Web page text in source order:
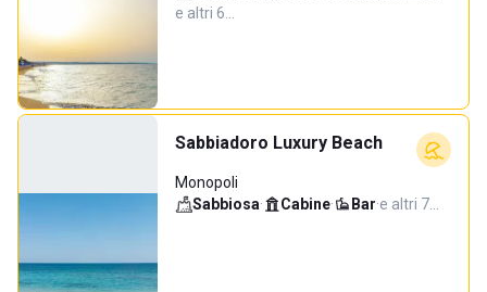
e altri 6…
Sabbiadoro Luxury Beach
Monopoli
Sabbiosa· Cabine· Bar·e altri 7…